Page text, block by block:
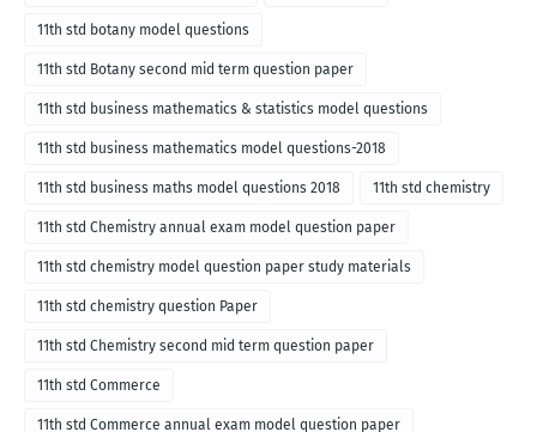
11th std botany model questions
11th std Botany second mid term question paper
11th std business mathematics & statistics model questions
11th std business mathematics model questions-2018
11th std business maths model questions 2018 11th std chemistry
11th std Chemistry annual exam model question paper
11th std chemistry model question paper study materials
11th std chemistry question Paper
11th std Chemistry second mid term question paper
11th std Commerce
11th std Commerce annual exam model question paper